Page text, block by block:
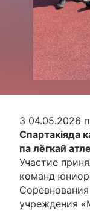
З 04.05.2026
Спартакіяда
па лёгкай
Участие
команд
учреждения